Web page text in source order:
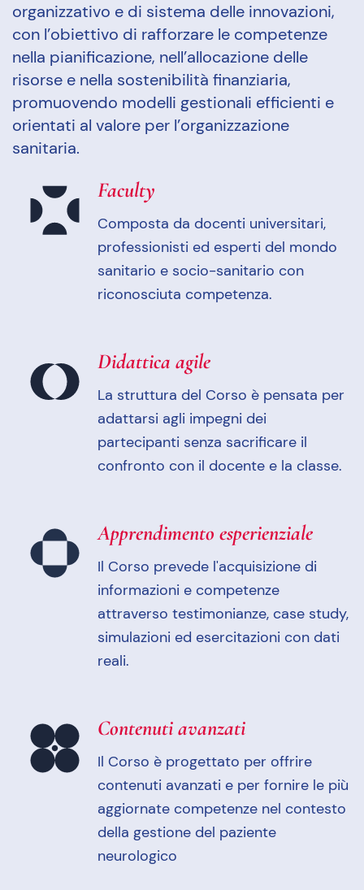
organizzativo e di sistema delle innovazioni,
con l’obiettivo di rafforzare le competenze
nella pianificazione, nell’allocazione delle
risorse e nella sostenibilità finanziaria,
promuovendo modelli gestionali efficienti e
orientati al valore per l’organizzazione
sanitaria.
Faculty
Composta da docenti universitari,
professionisti ed esperti del mondo
sanitario e socio-sanitario con
riconosciuta competenza.
Didattica agile
La struttura del Corso è pensata per
adattarsi agli impegni dei
partecipanti senza sacrificare il
confronto con il docente e la classe.
Apprendimento esperienziale
Il Corso prevede l'acquisizione di
informazioni e competenze
attraverso testimonianze, case study,
simulazioni ed esercitazioni con dati
reali.
Contenuti avanzati
Il Corso è progettato per offrire
contenuti avanzati e per fornire le più
aggiornate competenze nel contesto
della gestione del paziente
neurologico